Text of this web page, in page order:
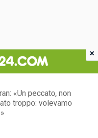
«Un peccato, non
troppo: volevamo
×